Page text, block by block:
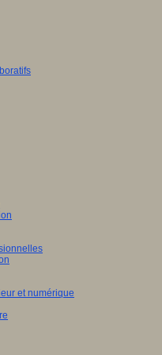
et numérique